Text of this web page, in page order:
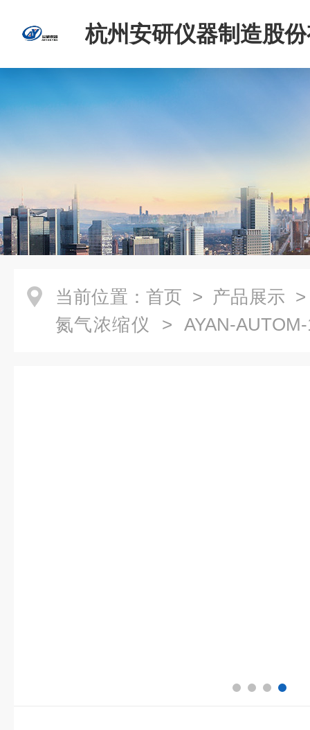
杭州安研仪器制造股
司
当前位置： 首页 > 产品展示
氮气浓缩仪 > AYAN-